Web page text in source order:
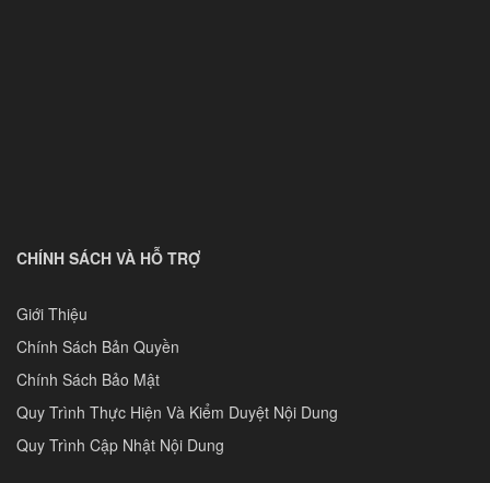
CHÍNH SÁCH VÀ HỖ TRỢ
Giới Thiệu
Chính Sách Bản Quyền
Chính Sách Bảo Mật
Quy Trình Thực Hiện Và Kiểm Duyệt Nội Dung
Quy Trình Cập Nhật Nội Dung